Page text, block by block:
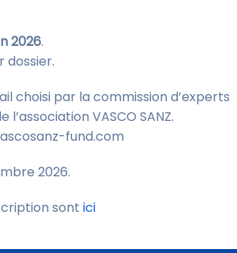
2026.
dossier.
choisi par la commission d’experts
VASCO SANZ.
fund.com
2026.
sont ici